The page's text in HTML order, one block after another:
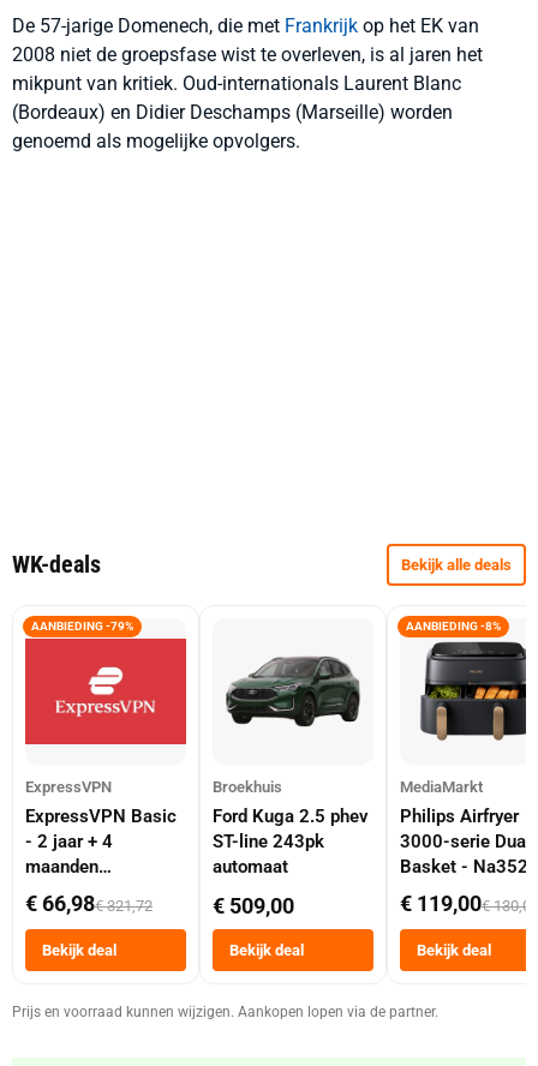
De 57-jarige Domenech, die met Frankrijk op het EK van
2008 niet de groepsfase wist te overleven, is al jaren het
mikpunt van kritiek. Oud-internationals Laurent Blanc
(Bordeaux) en Didier Deschamps (Marseille) worden
genoemd als mogelijke opvolgers.
WK-deals Bekijk alle deals
AANBIEDING -79%
ExpressVPN
ExpressVPN Basic
- 2 jaar + 4
maanden
abonnement
€ 66,98€ 321,72
Bekijk deal
Broekhuis
Ford Kuga 2.5 phev
ST-line 243pk
automaat
€ 509,00
Bekijk deal
AANBIEDING -8%
MediaMarkt
Philips Airfryer
3000-serie Dual
Basket -
Dubbele Mand 9
Tot 6 Personen
Heteluchtfriteuse
Zwart
€ 119,00€ 130,00
Bekijk deal
Prijs en voorraad kunnen wijzigen. Aankopen lopen via de partner.